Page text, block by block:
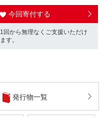
今回寄付する
1回から無理なくご支援いただけ
ます。
発行物一覧